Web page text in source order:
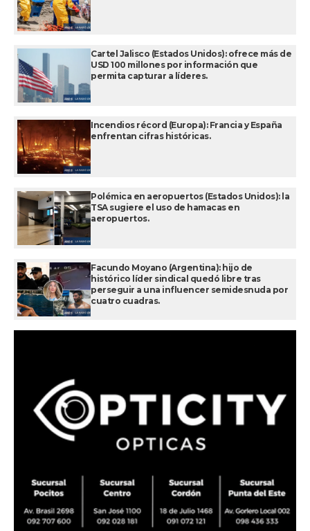
Cartel Jalisco (Estados Unidos): ofrece más de
USD 100 millones por información que
permita capturar a líderes.
Incendios récord (Europa): Francia y España
enfrentan cifras históricas.
Polémica en aeropuertos (Estados Unidos): la
TSA sugiere el uso de hamacas en
aeropuertos.
Facundo Moyano (Argentina): hijo de
histórico líder sindical quedó libre tras
perseguir a una influencer semidesnuda por
cuatro cuadras.